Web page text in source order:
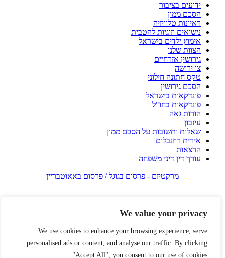
We value your privacy
We use cookies to enhance your browsing experience, serve
personalised ads or content, and analyse our traffic. By clicking
"Accept All", you consent to our use of cookies.
ידועים בציבור
הסכם ממון
ראיונות טלוויזיה
נישואים וזוגיות להטבית
אימוץ ילדים בישראל
הצוות שלנו
גירושין אזרחיים
צו ירושה
טקס חתונה חילוני
הסכם גירושין
פונדקאות בישראל
פונדקאות בחו"ל
הורות גאה
עיזבון
שאלות ותשובות על הסכם ממון
אירית רוזנבלום
הרצאות
עורך דין דיני משפחה
מרקטיזם - פרסום בגוגל / פרסום באאוטבריין